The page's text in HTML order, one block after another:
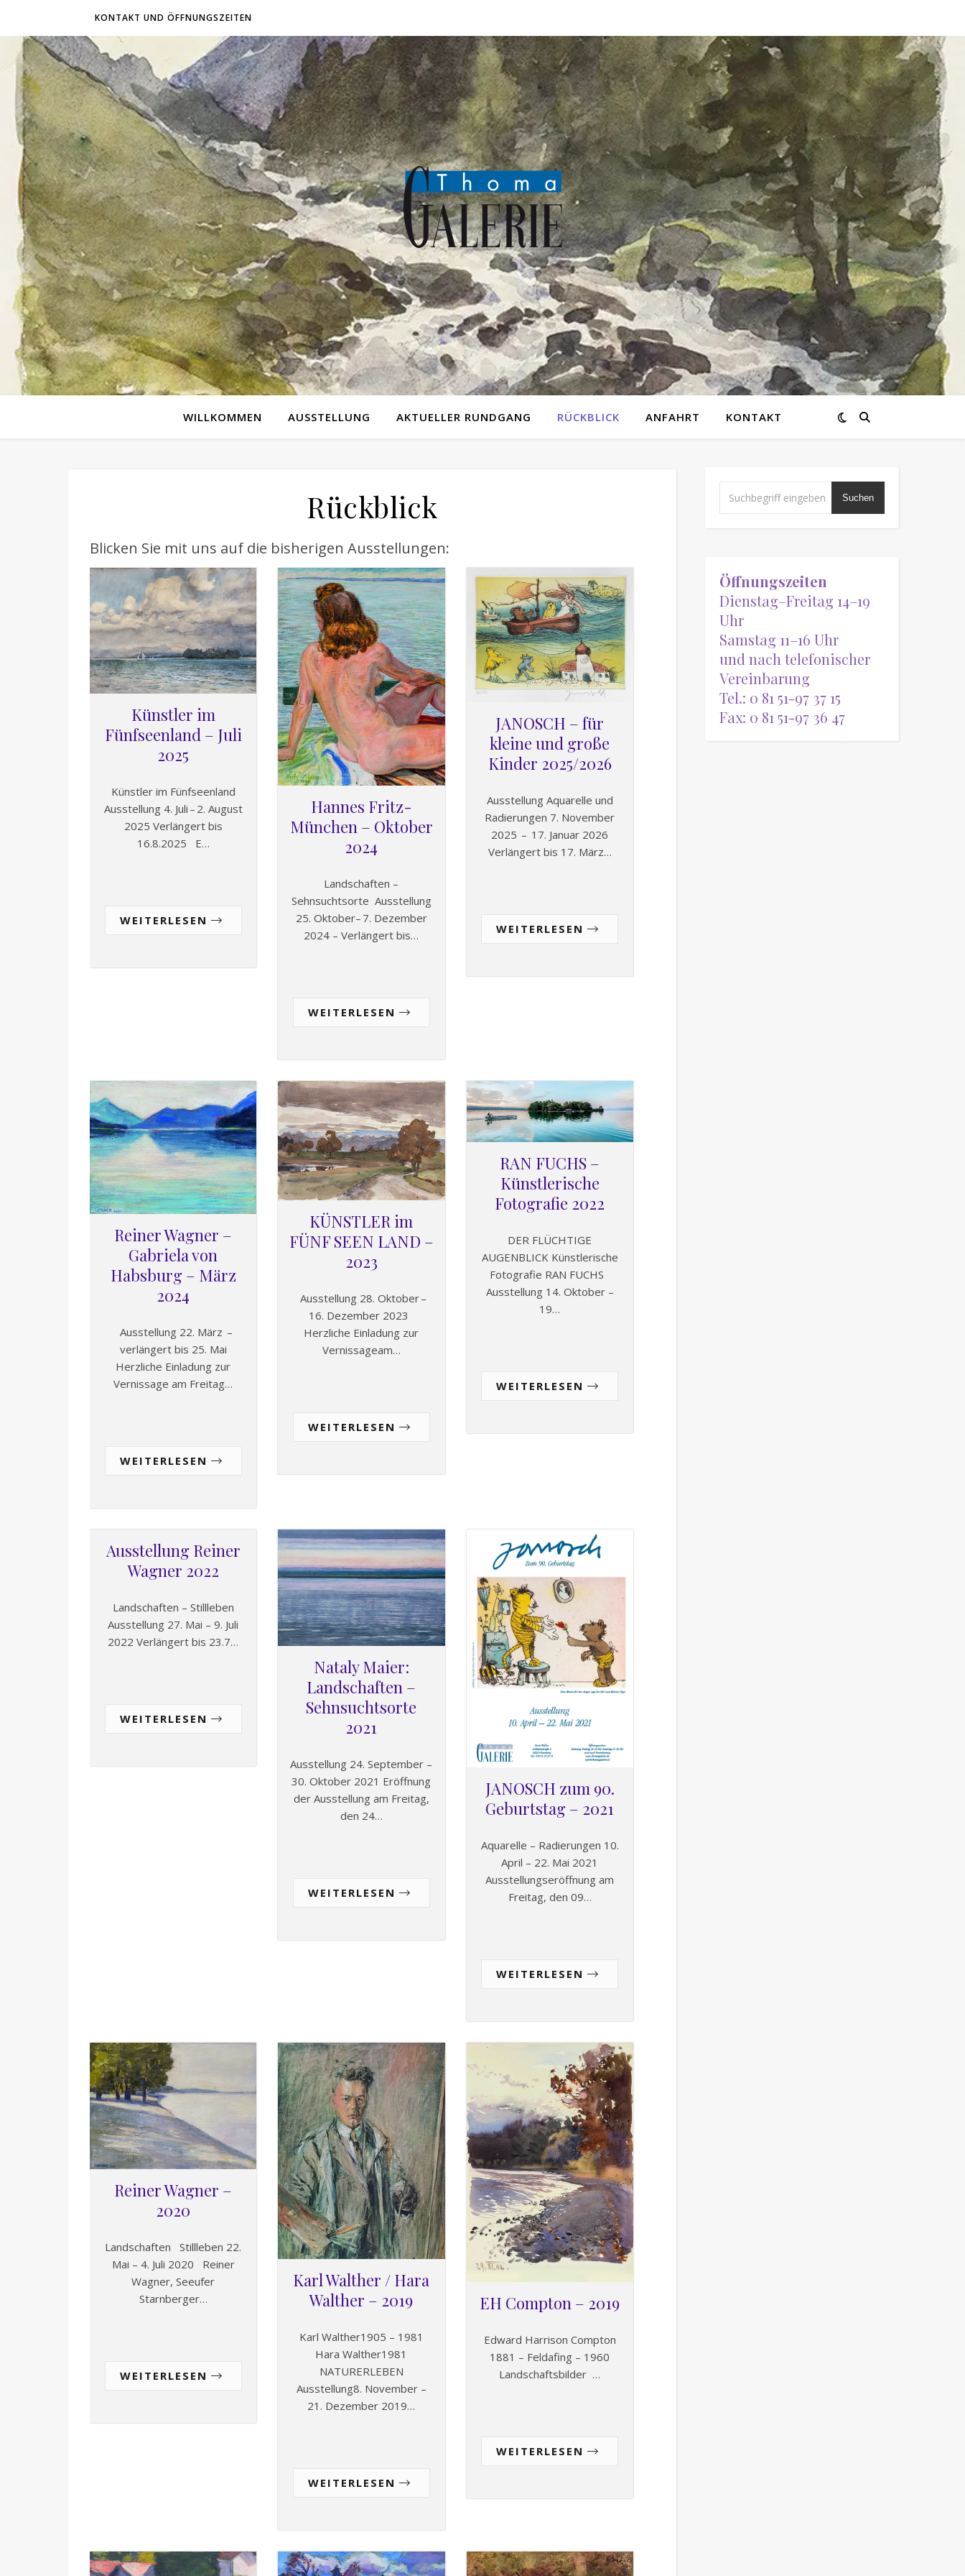
KONTAKT UND ÖFFNUNGSZEITEN
WILLKOMMEN AUSSTELLUNG AKTUELLER RUNDGANG RÜCKBLICK ANFAHRT KONTAKT
Rückblick
Blicken Sie mit uns auf die bisherigen Ausstellungen:
Künstler im
Fünfseenland – Juli
2025
Künstler im Fünfseenland
Ausstellung 4. Juli – 2. August
2025 Verlängert bis
16.8.2025 E…
WEITERLESEN
Hannes Fritz-
München – Oktober
2024
Landschaften –
Sehnsuchtsorte Ausstellung
25. Oktober– 7. Dezember
2024 – Verlängert bis…
WEITERLESEN
JANOSCH – für
kleine und große
Kinder 2025/2026
Ausstellung Aquarelle und
Radierungen 7. November
2025 – 17. Januar 2026
Verlängert bis 17. März…
WEITERLESEN
Reiner Wagner –
Gabriela von
Habsburg – März
2024
Ausstellung 22. März –
verlängert bis 25. Mai
Herzliche Einladung zur
Vernissage am Freitag…
WEITERLESEN
KÜNSTLER im
FÜNF SEEN LAND –
2023
Ausstellung 28. Oktober –
16. Dezember 2023
Herzliche Einladung zur
Vernissageam…
WEITERLESEN
RAN FUCHS –
Künstlerische
Fotografie 2022
DER FLÜCHTIGE
AUGENBLICK Künstlerische
Fotografie RAN FUCHS
Ausstellung 14. Oktober –
19…
WEITERLESEN
Ausstellung Reiner
Wagner 2022
Landschaften – Stillleben
Ausstellung 27. Mai – 9. Juli
2022 Verlängert bis 23.7…
WEITERLESEN
Nataly Maier:
Landschaften –
Sehnsuchtsorte
2021
Ausstellung 24. September –
30. Oktober 2021 Eröffnung
der Ausstellung am Freitag,
den 24…
WEITERLESEN
JANOSCH zum 90.
Geburtstag – 2021
Aquarelle – Radierungen 10.
April – 22. Mai 2021
Ausstellungseröffnung am
Freitag, den 09…
WEITERLESEN
Reiner Wagner –
2020
Landschaften Stillleben 22.
Mai – 4. Juli 2020 Reiner
Wagner, Seeufer
Starnberger…
WEITERLESEN
Karl Walther / Hara
Walther – 2019
Karl Walther1905 – 1981
Hara Walther1981
NATURERLEBEN
Ausstellung8. November –
21. Dezember 2019…
WEITERLESEN
EH Compton – 2019
Edward Harrison Compton
1881 – Feldafing – 1960
Landschaftsbilder …
WEITERLESEN
Suchen
Öffnungszeiten
Dienstag–Freitag 14–19
Uhr
Samstag 11–16 Uhr
und nach telefonischer
Vereinbarung
Tel.: 0 81 51-97 37 15
Fax: 0 81 51-97 36 47